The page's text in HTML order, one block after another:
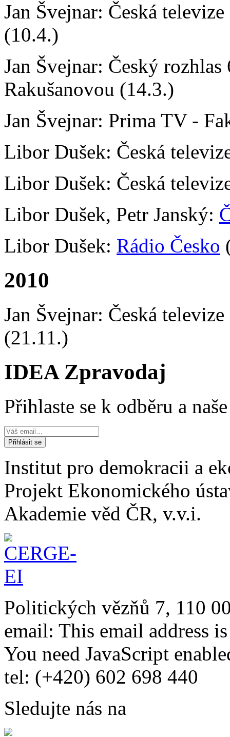
Jan Švejnar: Česká
(10.4.)
Jan Švejnar: Český
Rakušanovou (14.3.)
Jan Švejnar: Prima TV -
Libor Dušek: Česká
Libor Dušek: Česká
Libor Dušek, Petr Janský:
Libor Dušek: Rádio Česko
2010
Jan Švejnar: Česká
(21.11.)
IDEA Zpravodaj
Přihlaste se k odběru a
Institut pro demokracii a
Projekt Ekonomického
Akademie věd ČR, v.v.i.
Politických vězňů 7, 110
email: This email address
You need JavaScript
tel: (+420) 602 698 440
Sledujte nás na